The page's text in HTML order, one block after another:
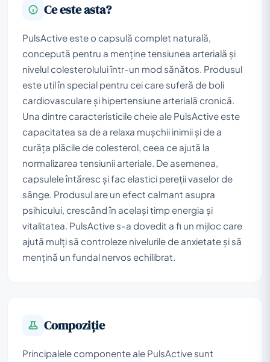
Ce este asta?
PulsActive este o capsulă complet naturală,
concepută pentru a menține tensiunea arterială și
nivelul colesterolului într-un mod sănătos. Produsul
este util în special pentru cei care suferă de boli
cardiovasculare și hipertensiune arterială cronică.
Una dintre caracteristicile cheie ale PulsActive este
capacitatea sa de a relaxa mușchii inimii și de a
curăța plăcile de colesterol, ceea ce ajută la
normalizarea tensiunii arteriale. De asemenea,
capsulele întăresc și fac elastici pereții vaselor de
sânge. Produsul are un efect calmant asupra
psihicului, crescând în același timp energia și
vitalitatea. PulsActive s-a dovedit a fi un mijloc care
ajută mulți să controleze nivelurile de anxietate și să
mențină un fundal nervos echilibrat.
Compoziţie
Principalele componente ale PulsActive sunt